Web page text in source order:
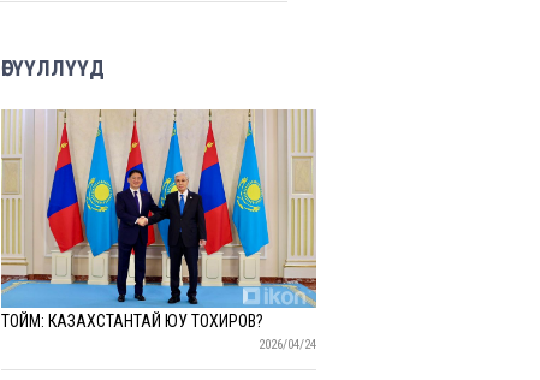
ӨГҮҮЛЛҮҮД
ТОЙМ: КАЗАХСТАНТАЙ ЮУ ТОХИРОВ?
2026/04/24